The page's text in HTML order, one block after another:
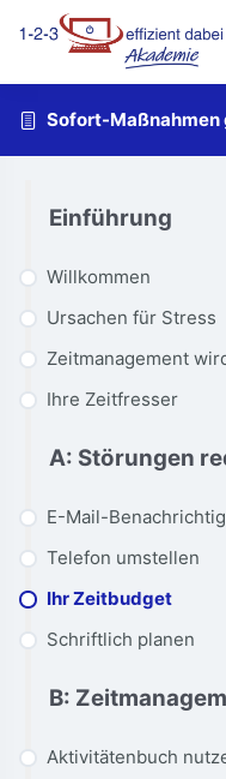
Sofort-Maßnahmen
Einführung
Willkommen
Ursachen für Stress
Zeitmanagement
Ihre Zeitfresser
A: Störungen
E-Mail-
Telefon umstellen
Ihr Zeitbudget
Schriftlich planen
B:
Aktivitätenbuch